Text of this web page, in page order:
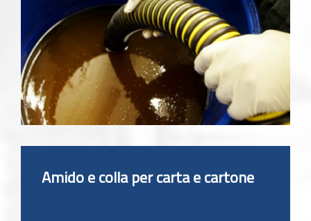
Amido e colla per carta e cartone